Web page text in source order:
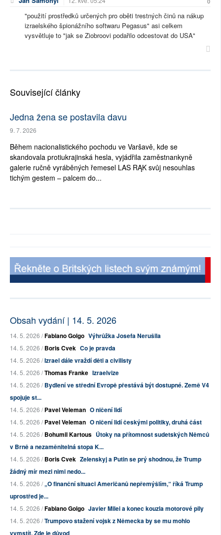
"použití prostředků určených pro oběti trestných činů na nákup
izraelského špionážního softwaru Pegasus" asi celkem
vysvětluje to "jak se Ziobroovi podařilo odcestovat do USA"
Související články
Jedna žena se postavila davu
9. 7. 2026
Během nacionalistického pochodu ve Varšavě, kde se
skandovala protiukrajinská hesla, vyjádřila zaměstnankyně
galerie ručně vyráběných řemesel LAS RĄK svůj nesouhlas
tichým gestem – palcem do...
Obsah vydání | 14. 5. 2026
14. 5. 2026 /Fabiano Golgo Výhrůžka Josefa Nerušila
14. 5. 2026 /Boris Cvek Co je pravda
14. 5. 2026 /Izrael dále vraždí děti a civilisty
14. 5. 2026 /Thomas Franke Izraelvize
14. 5. 2026 /Bydlení ve střední Evropě přestává být dostupné. Země V4
spojuje st...
14. 5. 2026 /Pavel Veleman O ničení lidí
14. 5. 2026 /Pavel Veleman O ničení lidí českými politiky, druhá část
14. 5. 2026 /Bohumil Kartous Útoky na přítomnost sudetských Němců
v Brně a nezaměnitelná stopa K...
14. 5. 2026 /Boris Cvek Zelenskyj a Putin se prý shodnou, že Trump
žádný mír mezi nimi nedo...
14. 5. 2026 /„O finanční situaci Američanů nepřemýšlím,“ říká Trump
uprostřed je...
14. 5. 2026 /Fabiano Golgo Javier Milei a konec kouzla motorové pily
14. 5. 2026 /Trumpovo stažení vojsk z Německa by se mu mohlo
vymstít. Zde je důvod